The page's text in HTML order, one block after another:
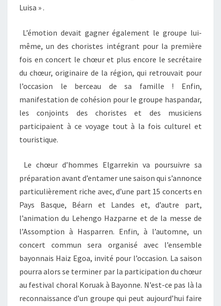
Luisa » .
L’émotion devait gagner également le groupe lui-
même, un des choristes intégrant pour la première
fois en concert le chœur et plus encore le secrétaire
du chœur, originaire de la région, qui retrouvait pour
l’occasion le berceau de sa famille ! Enfin,
manifestation de cohésion pour le groupe haspandar,
les conjoints des choristes et des musiciens
participaient à ce voyage tout à la fois culturel et
touristique.
Le chœur d’hommes Elgarrekin va poursuivre sa
préparation avant d’entamer une saison qui s’annonce
particulièrement riche avec, d’une part 15 concerts en
Pays Basque, Béarn et Landes et, d’autre part,
l’animation du Lehengo Hazparne et de la messe de
l’Assomption à Hasparren. Enfin, à l’automne, un
concert commun sera organisé avec l’ensemble
bayonnais Haiz Egoa, invité pour l’occasion. La saison
pourra alors se terminer par la participation du chœur
au festival choral Koruak à Bayonne. N’est-ce pas là la
reconnaissance d’un groupe qui peut aujourd’hui faire